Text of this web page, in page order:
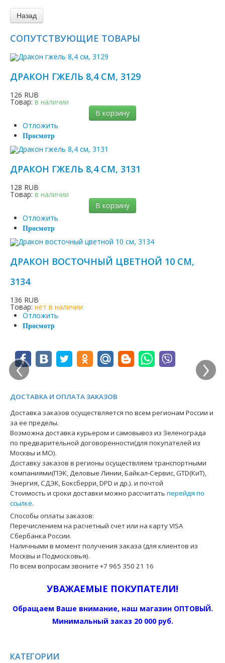
СОПУТСТВУЮЩИЕ ТОВАРЫ
ДРАКОН ГЖЕЛЬ 8,4 СМ, 3129
126 RUB
Товар: в наличии
В корзину
Отложить
Просмотр
ДРАКОН ГЖЕЛЬ 8,4 СМ, 3131
128 RUB
Товар: в наличии
В корзину
Отложить
Просмотр
ДРАКОН ВОСТОЧНЫЙ ЦВЕТНОЙ 10 СМ,
3134
136 RUB
Товар: нет в наличии
Отложить
Просмотр
‹ ›
ДОСТАВКА И ОПЛАТА ЗАКАЗОВ
Доставка заказов осуществляется по всем регионам России и
за ее пределы.
Возможна доставка курьером и самовывоз из Зеленограда
по предварительной договоренности(для покупателей из
Москвы и МО).
Доставку заказов в регионы осуществляем транспортными
компаниями(ПЭК, Деловые Линии, Байкал-Сервис, GTD(КиТ),
Энергия, СДЭК, Боксберри, DPD и др.). и почтой
Стоимость и сроки доставки можно рассчитать перейдя по
ссылке.
Способы оплаты заказов:
Перечислением на расчетный счет или на карту VISA
Сбербанка России.
Наличными в момент получения заказа (для клиентов из
Москвы и Подмосковья).
По всем вопросам звоните +7 965 350 21 16
УВАЖАЕМЫЕ ПОКУПАТЕЛИ!
Обращаем Ваше внимание, наш магазин ОПТОВЫЙ.
Минимальный заказ 20 000 руб.
КАТЕГОРИИ